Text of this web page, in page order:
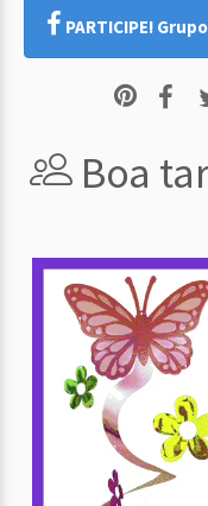
PARTICIPE! Grupo
Boa